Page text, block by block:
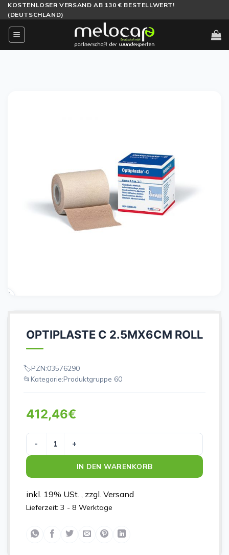
Zum
Inhalt
springen
KOSTENLOSER VERSAND AB 130 € BESTELLWERT!
(DEUTSCHLAND)
OPTIPLASTE C 2.5MX6CM ROLL
PZN:03576290
Kategorie:Produktgruppe 60
412,46€
OPTIPLASTE C 2.5MX6CM ROLL Menge
IN DEN WARENKORB
inkl. 19% USt. , zzgl. Versand
Lieferzeit: 3 - 8 Werktage